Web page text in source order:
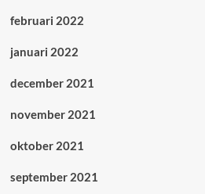
februari 2022
januari 2022
december 2021
november 2021
oktober 2021
september 2021